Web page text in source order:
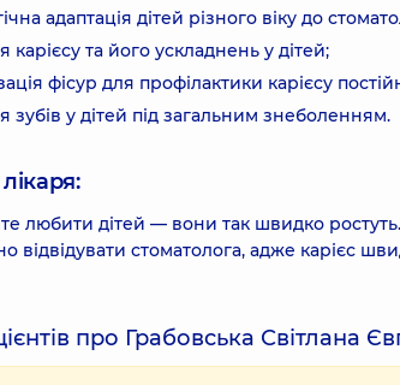
адаптація дітей різного віку до
карієсу та його ускладнень у дітей;
фісур для профілактики карієсу
зубів у дітей під загальним знеболенням.
любити дітей — вони так швидко
відвідувати стоматолога, адже карієс
про Грабовська Світлана